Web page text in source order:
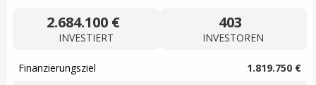
2.684.100 €
INVESTIERT
403
INVESTOREN
Finanzierungsziel
1.819.750 €